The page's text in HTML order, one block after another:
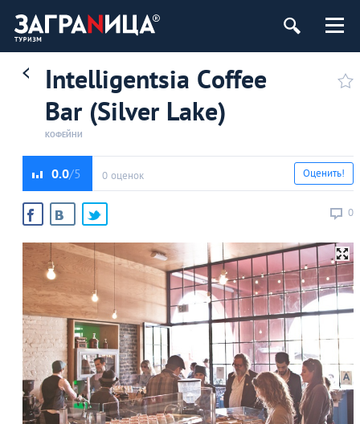
Intelligentsia Сoffee
Bar (Silver Lake)
КОФЕЙНИ
0.0 0 оценок
0
Оценить!